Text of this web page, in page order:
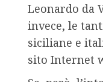
Leonardo da
invece, le
siciliane e
sito Internet